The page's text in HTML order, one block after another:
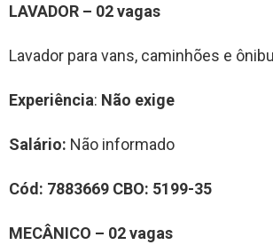
LAVADOR – 02 vagas
Lavador para vans, caminhões e
Experiência: Não exige
Salário: Não informado
Cód: 7883669 CBO: 5199-35
MECÂNICO – 02 vagas